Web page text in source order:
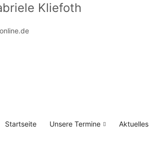
Kliefoth
Startseite Unsere Termine Aktuelles